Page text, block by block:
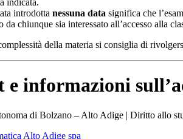
introdotta nessuna data significa che
da chiunque sia interessato all’accesso alla
della materia si consiglia di
e informazioni
di Bolzano – Alto Adige | Diritto allo
Alto Adige spa